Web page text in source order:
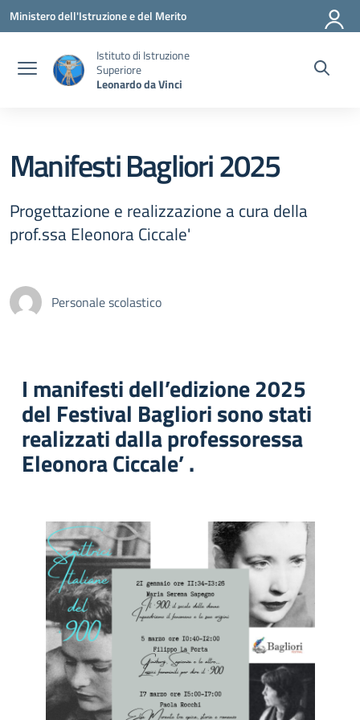
Vai ai contenuti
Vai al menu di navigazione
Vai al footer
Ministero dell'Istruzione e del Merito
Istituto di Istruzione
Superiore
Leonardo da Vinci
Manifesti Bagliori 2025
Progettazione e realizzazione a cura della
prof.ssa Eleonora Ciccale'
Personale scolastico
I manifesti dell’edizione 2025
del Festival Bagliori sono stati
realizzati dalla professoressa
Eleonora Ciccale’ .